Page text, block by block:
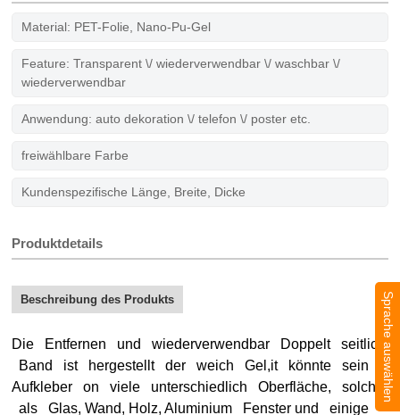
Material: PET-Folie, Nano-Pu-Gel
Feature: Transparent \/ wiederverwendbar \/ waschbar \/
wiederverwendbar
Anwendung: auto dekoration \/ telefon \/ poster etc.
freiwählbare Farbe
Kundenspezifische Länge, Breite, Dicke
Produktdetails
Beschreibung des Produkts
Die Entfernen und wiederverwendbar Doppelt seitlich
Band ist hergestellt der weich Gel,it könnte sein
Aufkleber on viele unterschiedlich Oberfläche, solche
als Glas, Wand, Holz, Aluminium Fenster und einige
Sprache auswählen